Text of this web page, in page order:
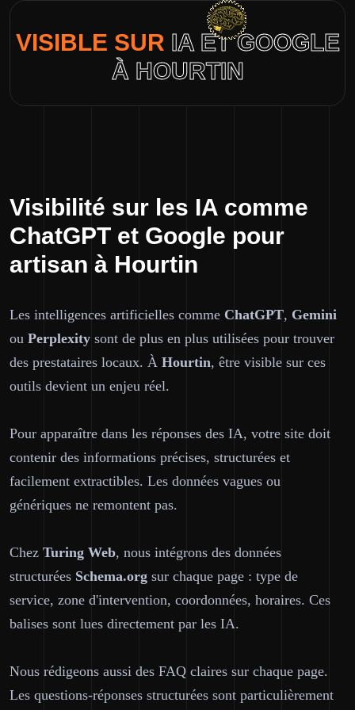
VISIBLE SUR IA ET GOOGLE
À HOURTIN
Visibilité sur les IA comme
ChatGPT et Google pour
artisan à Hourtin
Les intelligences artificielles comme ChatGPT, Gemini
ou Perplexity sont de plus en plus utilisées pour trouver
des prestataires locaux. À Hourtin, être visible sur ces
outils devient un enjeu réel.
Pour apparaître dans les réponses des IA, votre site doit
contenir des informations précises, structurées et
facilement extractibles. Les données vagues ou
génériques ne remontent pas.
Chez Turing Web, nous intégrons des données
structurées Schema.org sur chaque page : type de
service, zone d'intervention, coordonnées, horaires. Ces
balises sont lues directement par les IA.
Nous rédigeons aussi des FAQ claires sur chaque page.
Les questions-réponses structurées sont particulièrement